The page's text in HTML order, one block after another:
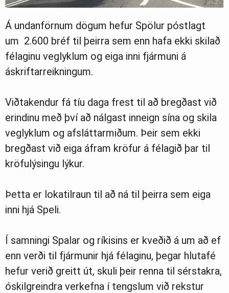
Á undanförnum dögum hefur Spölur póstlagt
um 2.600 bréf til þeirra sem enn hafa ekki skilað
félaginu veglyklum og eiga inni fjármuni á
áskriftarreikningum.
Viðtakendur fá tíu daga frest til að bregðast við
erindinu með því að nálgast inneign sína og skila
veglyklum og afsláttarmiðum. Þeir sem ekki
bregðast við eiga áfram kröfur á félagið þar til
kröfulýsingu lýkur.
Þetta er lokatilraun til að ná til þeirra sem eiga
inni hjá Speli.
Í samningi Spalar og ríkisins er kveðið á um að ef
enn verði til fjármunir hjá félaginu, þegar hlutafé
hefur verið greitt út, skuli þeir renna til sérstakra,
óskilgreindra verkefna í tengslum við rekstur